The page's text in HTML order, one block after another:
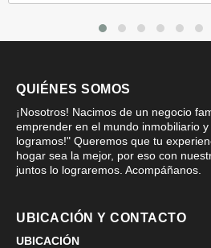
QUIÉNES SOMOS
¡Nosotros! Nacimos de un negocio
emprender en el mundo inmobiliario
logramos!" Queremos que tu
hogar sea la mejor, por eso con
juntos lo lograremos. Acompáñanos.
UBICACIÓN Y CONTACTO
UBICACIÓN